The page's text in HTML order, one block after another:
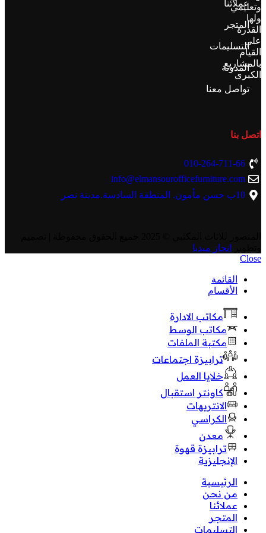
وتعليمي
ولها
القدرة
علي
القيام
بالمشاريع
الكبرى
عملائنا
المتجر
التسليمات
المدونة
تواصل معنا
اتصل بنا
010-264-711-66
info@elmansourofficefurniture.com
10ب حسن مأمون. المنطقة السادسة.مدينة نصر
انجاز ميديا
Close
القائمة
الأقسام
مكاتب الادارة
مكاتب الوسط
مكتبة الملفات
ترابيزة اجتماعات
خلايا العمل
كاونتر استقبال
الانتريهات
الكراسي
معدن
ترابيزة قهوة
الإنجليزية
الرئيسية
من نحن
عملائنا
المتجر
التسليمات